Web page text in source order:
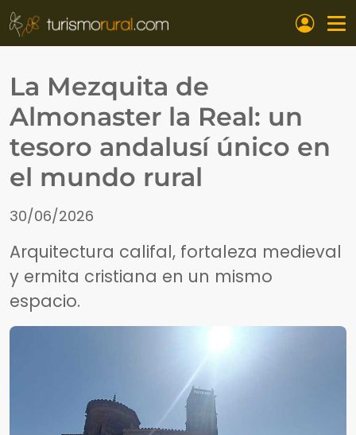
Pasar al contenido principal
La Mezquita de
Almonaster la Real: un
tesoro andalusí único en
el mundo rural
30/06/2026
Arquitectura califal, fortaleza medieval
y ermita cristiana en un mismo
espacio.